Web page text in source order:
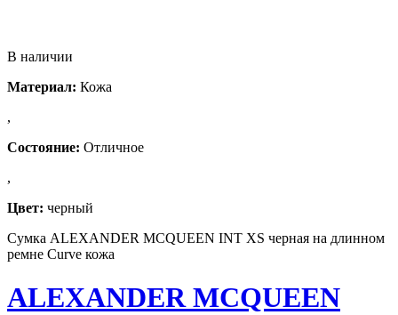
В наличии
Материал: Кожа
,
Состояние: Отличное
,
Цвет: черный
Сумка ALEXANDER MCQUEEN INT XS черная на длинном
ремне Curve кожа
ALEXANDER MCQUEEN